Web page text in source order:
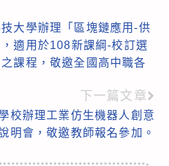
大學辦理「區塊鏈應用-供
適用於108新課綱-校訂選
課程，敬邀全國高中職各
下一篇文章
校辦理工業仿生機器人創意
明會，敬邀教師報名參加。